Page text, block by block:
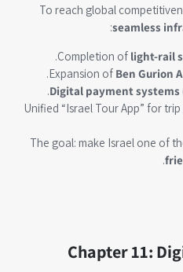
To reach global
seamless
Completion of light-rail
Expansion of Ben Gurion
Digital payment systems
Unified “Israel Tour App” for
Chapter 11: